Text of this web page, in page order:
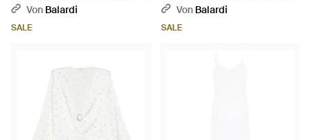
WeißVon Balardi
SALE
- Weiß
Von Balardi
SALE